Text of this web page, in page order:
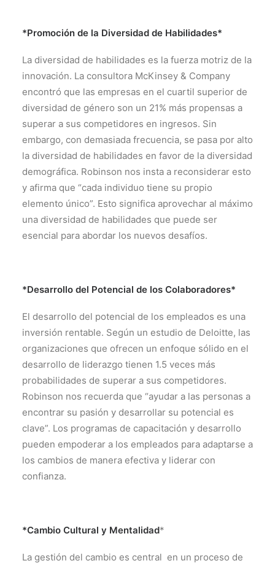
*Promoción de la Diversidad de Habilidades*
La diversidad de habilidades es la fuerza motriz de la
innovación. La consultora McKinsey & Company
encontró que las empresas en el cuartil superior de
diversidad de género son un 21% más propensas a
superar a sus competidores en ingresos. Sin
embargo, con demasiada frecuencia, se pasa por alto
la diversidad de habilidades en favor de la diversidad
demográfica. Robinson nos insta a reconsiderar esto
y afirma que “cada individuo tiene su propio
elemento único”. Esto significa aprovechar al máximo
una diversidad de habilidades que puede ser
esencial para abordar los nuevos desafíos.
*Desarrollo del Potencial de los Colaboradores*
El desarrollo del potencial de los empleados es una
inversión rentable. Según un estudio de Deloitte, las
organizaciones que ofrecen un enfoque sólido en el
desarrollo de liderazgo tienen 1.5 veces más
probabilidades de superar a sus competidores.
Robinson nos recuerda que “ayudar a las personas a
encontrar su pasión y desarrollar su potencial es
clave”. Los programas de capacitación y desarrollo
pueden empoderar a los empleados para adaptarse a
los cambios de manera efectiva y liderar con
confianza.
*Cambio Cultural y Mentalidad*
La gestión del cambio es central en un proceso de